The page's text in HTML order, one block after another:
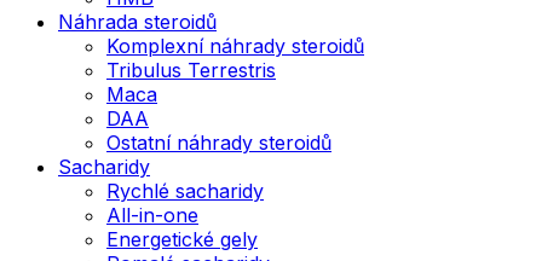
Náhrada steroidů
Komplexní náhrady steroidů
Tribulus Terrestris
Maca
DAA
Ostatní náhrady steroidů
Sacharidy
Rychlé sacharidy
All-in-one
Energetické gely